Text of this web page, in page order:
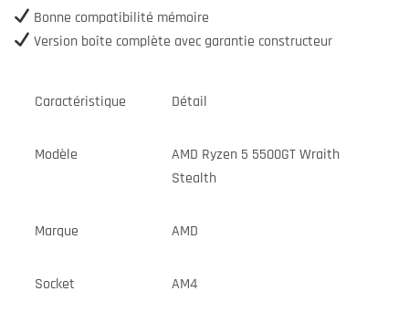
Bonne compatibilité mémoire
Version boîte complète avec garantie constructeur
Caractéristique Détail
Modèle
AMD Ryzen 5 5500GT Wraith
Stealth
Marque AMD
Socket AM4